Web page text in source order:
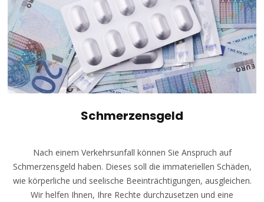
Schmerzensgeld
Nach einem Verkehrsunfall können Sie Anspruch auf
Schmerzensgeld haben. Dieses soll die immateriellen Schäden,
wie körperliche und seelische Beeinträchtigungen, ausgleichen.
Wir helfen Ihnen, Ihre Rechte durchzusetzen und eine